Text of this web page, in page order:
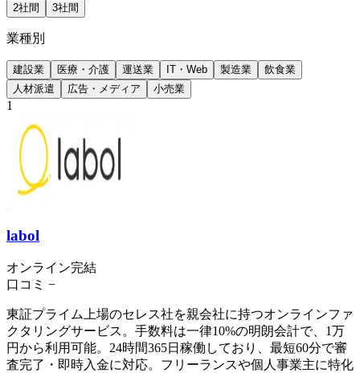
2社間 3社間
業種別
建設業 医療・介護 運送業 IT・Web 製造業
飲食業
人材派遣
広告・メディア 小売業
1
labol
オンライン完結
口コミ −
東証プライム上場のセレス社を親会社に持つオンラインファ
クタリングサービス。手数料は一律10%の明朗会計で、1万
円から利用可能。24時間365日稼働しており、最短60分で審
査完了・即時入金に対応。フリーランスや個人事業主に特化